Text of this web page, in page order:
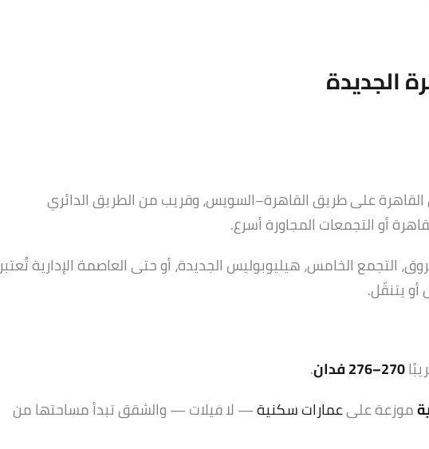
الجديدة
على طريق القاهرة–السويس، وقريب من الطريق الدائري
أو التجمعات المجاورة أسرع.
التجمع الخامس، هيليوبوليس الجديدة، أو حتى العاصمة الإدارية تُعتبر
يتنقّل.
270–276 فدان
.
موزعة علىعمارات سكنية— لا فيلات — والشقق تبدأ مساحتها من